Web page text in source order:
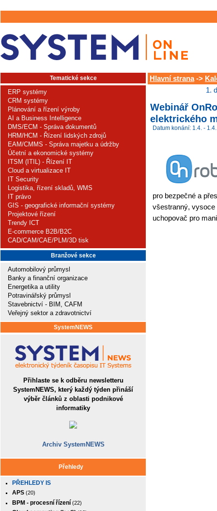
Tematické sekce
ERP systémy
CRM systémy
Plánování a řízení výroby
AI a Business Intelligence
DMS/ECM - Správa dokumentů
HRM/HCM - Řízení lidských zdrojů
EAM/CMMS - Správa majetku a údržby
Účetní a ekonomické systémy
ITSM (ITIL) - Řízení IT
Cloud a virtualizace IT
IT Security
Logistika, řízení skladů, WMS
IT právo
GIS - geografické informační systémy
Projektové řízení
Trendy ICT
E-commerce B2B/B2C
CAD/CAM/CAE/PLM/3D tisk
Branžové sekce
Automobilový průmysl
Banky a finanční organizace
Energetika a utility
Potravinářský průmysl
Stavebnictví - BIM, CAFM
Veřejný sektor a zdravotnictví
SystemNEWS
Přihlaste se k odběru newsletteru
SystemNEWS, který každý týden přináší
výběr článků z oblasti podnikové
informatiky
Archiv SystemNEWS
Přehledy
PŘEHLEDY IS
APS (20)
BPM - procesní řízení (22)
Hlavní strana->
1.
Webinář
elektrického
Datum konání: 1.4. - 1.4.
pro bezpečné a
všestranný, vysoce
uchopovač pro